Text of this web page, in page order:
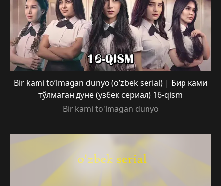
Bir kami to’lmagan dunyo (o’zbek serial) | Бир ками
тўлмаган дунё (узбек сериал) 16-qism
Bir kami to'lmagan dunyo